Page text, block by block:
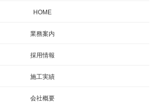
HOME
業務案内
採用情報
施工実績
会社概要